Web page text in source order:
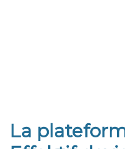
La